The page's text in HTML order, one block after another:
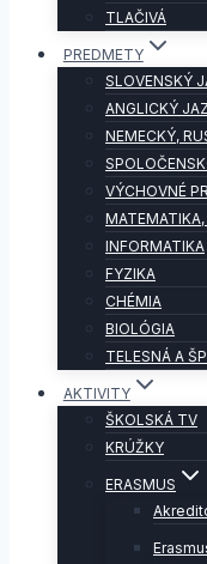
TLAČIVÁ
PREDMETY
SLOVENSKÝ
ANGLICKÝ
NEMECKÝ,
VÝCHOVNÉ
MATEMATIKA,
INFORMATIKA
FYZIKA
CHÉMIA
BIOLÓGIA
TELESNÁ A
AKTIVITY
ŠKOLSKÁ TV
KRÚŽKY
ERASMUS